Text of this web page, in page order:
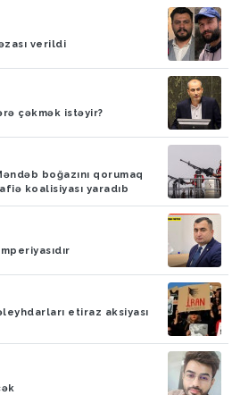
verildi
çəkmək istəyir?
boğazını qorumaq
koalisiyası yaradıb
etiraz aksiyası